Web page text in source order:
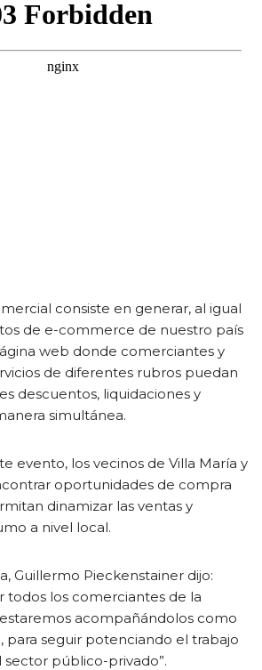
consiste en generar, al igual
de e-commerce de nuestro país
web donde comerciantes y
de diferentes rubros puedan
descuentos, liquidaciones y
simultánea.
evento, los vecinos de Villa María y
oportunidades de compra
dinamizar las ventas y
a nivel local.
Guillermo Pieckenstainer dijo:
todos los comerciantes de la
acompañándolos como
para seguir potenciando el trabajo
público-privado”.